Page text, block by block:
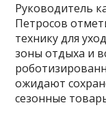
Руководитель
Петросов
технику для
зоны отдыха и
ожидают
сезонные